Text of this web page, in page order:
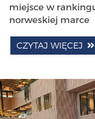
miejsce w
norweskiej marce
CZYTAJ WIĘCEJ